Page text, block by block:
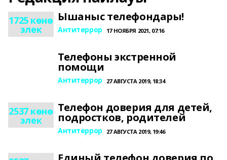
1725 көнө
элек
Ышаныс телефондары!
Антитеррор 17 НОЯБРЯ 2021, 07:16
Телефоны экстренной
помощи
Антитеррор 27 АВГУСТА 2019, 18:34
2537 көнө
элек
Телефон доверия для детей,
подростков, родителей
Антитеррор 27 АВГУСТА 2019, 19:46